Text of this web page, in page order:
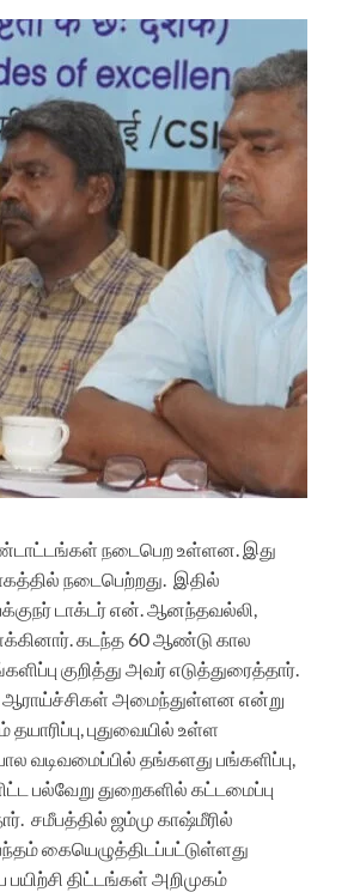
நடைபெற உள்ளன. இது
நடைபெற்றது. இதில்
டாக்டர் என். ஆனந்தவல்லி,
கடந்த 60 ஆண்டு கால
குறித்து அவர் எடுத்துரைத்தார்.
ஆராய்ச்சிகள் அமைந்துள்ளன என்று
புதுவையில் உள்ள
வடிவமைப்பில் தங்களது பங்களிப்பு,
பல்வேறு துறைகளில் கட்டமைப்பு
சமீபத்தில் ஜம்மு காஷ்மீரில்
கையெழுத்திடப்பட்டுள்ளது
பயிற்சி திட்டங்கள் அறிமுகம்